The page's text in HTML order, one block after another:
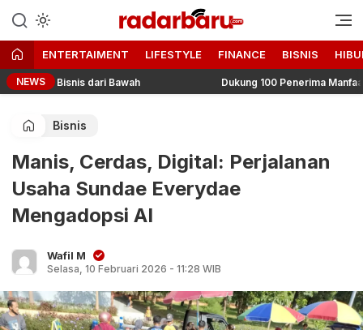
radarbaru.com
Informasi Berita Terbaru dan
Terkini Hari Ini
ENTERTAIMENT LIFESTYLE FINANCE BISNIS
NEWS
Bisnis dari Bawah Dukung 100 Penerima Manfaat PT
Bisnis
Manis, Cerdas, Digital: Perjalanan
Usaha Sundae Everydae
Mengadopsi AI
Wafil M
Selasa, 10 Februari 2026 - 11:28 WIB